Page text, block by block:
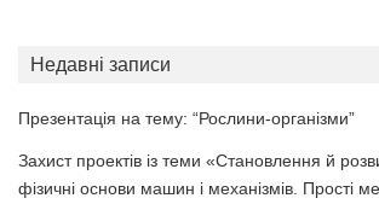
Недавні записи
Презентація на тему: “Рослини-організми”
Захист проектів із теми «Становлення й
фізичні основи машин і механізмів. Прості